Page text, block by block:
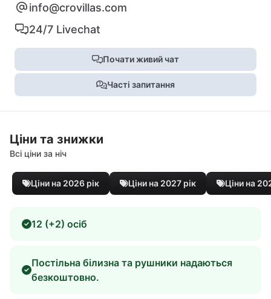
info@crovillas.com
24/7 Livechat
Почати живий чат
Часті запитання
Ціни та знижки
Всі ціни за ніч
Ціни на 2026 рік Ціни на 2027 рік Ціни на
12 (+2) осіб
Постільна білизна та рушники надаються
безкоштовно.